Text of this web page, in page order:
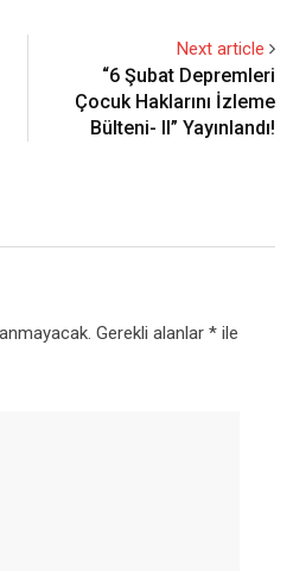
Next article
“6 Şubat Depremleri
Çocuk Haklarını İzleme
Bülteni- II” Yayınlandı!
Gerekli alanlar * ile